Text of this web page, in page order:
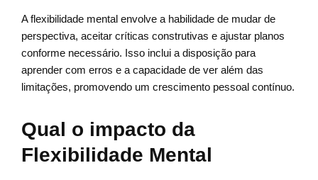
A flexibilidade mental envolve a habilidade de mudar de
perspectiva, aceitar críticas construtivas e ajustar planos
conforme necessário. Isso inclui a disposição para
aprender com erros e a capacidade de ver além das
limitações, promovendo um crescimento pessoal contínuo.
Qual o impacto da
Flexibilidade Mental